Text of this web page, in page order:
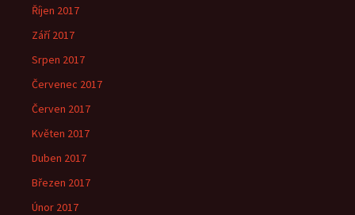
Říjen 2017
Září 2017
Srpen 2017
Červenec 2017
Červen 2017
Květen 2017
Duben 2017
Březen 2017
Únor 2017